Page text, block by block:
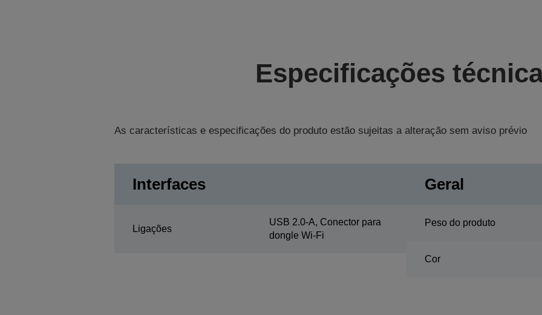
Especificações
As características e especificações do produto estão sujeitas a alteração sem aviso prévio
Interfaces
Ligações
USB 2.0-A, Conector para
dongle Wi-Fi
Geral
Peso do produto
Cor